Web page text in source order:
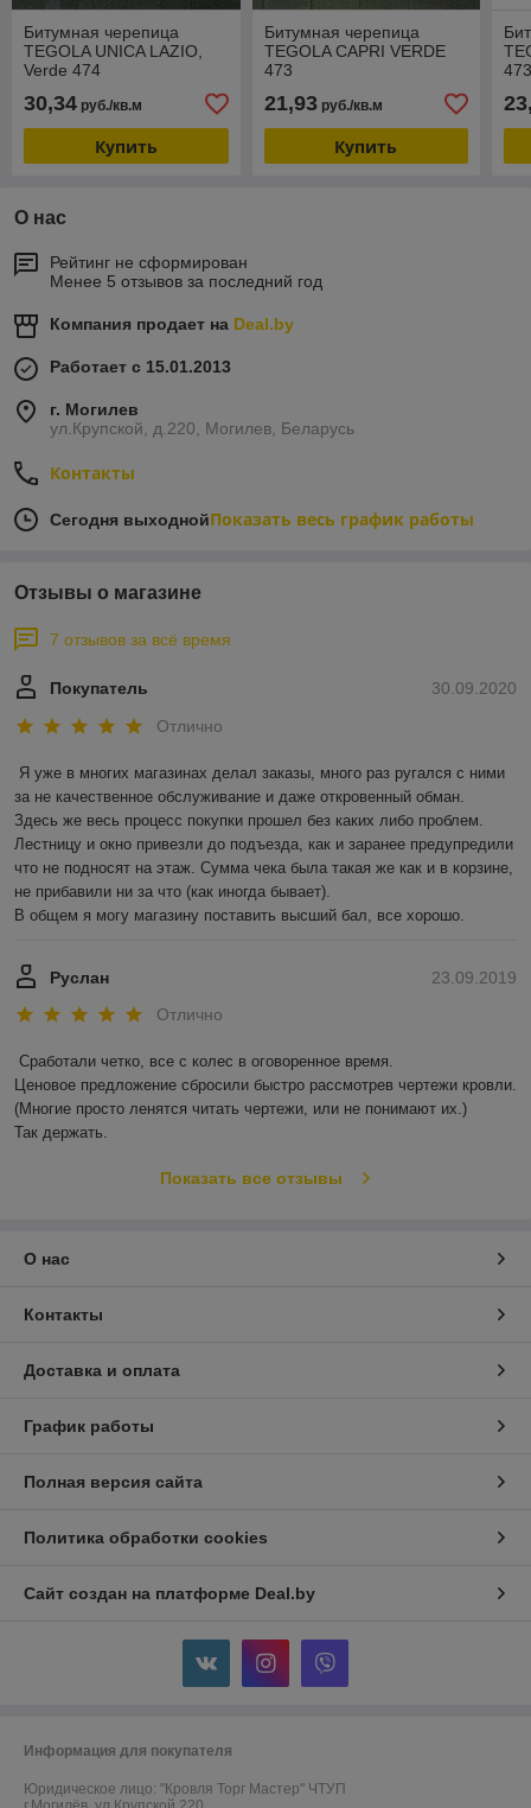
Битумная черепица
TEGOLA UNICA LAZIO,
Verde 474
30,34 руб./кв.м
Купить
Битумная черепица
TEGOLA CAPRI VERDE
473
21,93руб./кв.м
Купить
О нас
Рейтинг не сформирован
Менее 5 отзывов за последний год
Компания продает на Deal.by
Работает с 15.01.2013
г. Могилев
ул.Крупской, д.220, Могилев, Беларусь
Контакты
Сегодня выходнойПоказать весь график работы
Отзывы о магазине
7 отзывов за всё время
30.09.2020
Покупатель
Отлично
Я уже в многих магазинах делал заказы, много раз ругался с ними
за не качественное обслуживание и даже откровенный обман.
Здесь же весь процесс покупки прошел без каких либо проблем.
Лестницу и окно привезли до подъезда, как и заранее предупредили
что не подносят на этаж. Сумма чека была такая же как и в корзине,
не прибавили ни за что (как иногда бывает).
В общем я могу магазину поставить высший бал, все хорошо.
23.09.2019
Руслан
Отлично
Сработали четко, все с колес в оговоренное время.
Ценовое предложение сбросили быстро рассмотрев чертежи кровли.
(Многие просто ленятся читать чертежи, или не понимают их.)
Так держать.
Показать все отзывы
О нас
Контакты
Доставка и оплата
График работы
Полная версия сайта
Политика обработки cookies
Сайт создан на платформе Deal.by
Информация для покупателя
Юридическое лицо: "Кровля Торг Мастер" ЧТУП